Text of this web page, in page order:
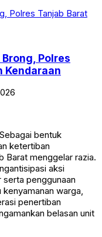
Polres
Kendaraan
bentuk
ketertiban
Barat menggelar razia.
aksi
penggunaan
warga,
penertiban
belasan unit